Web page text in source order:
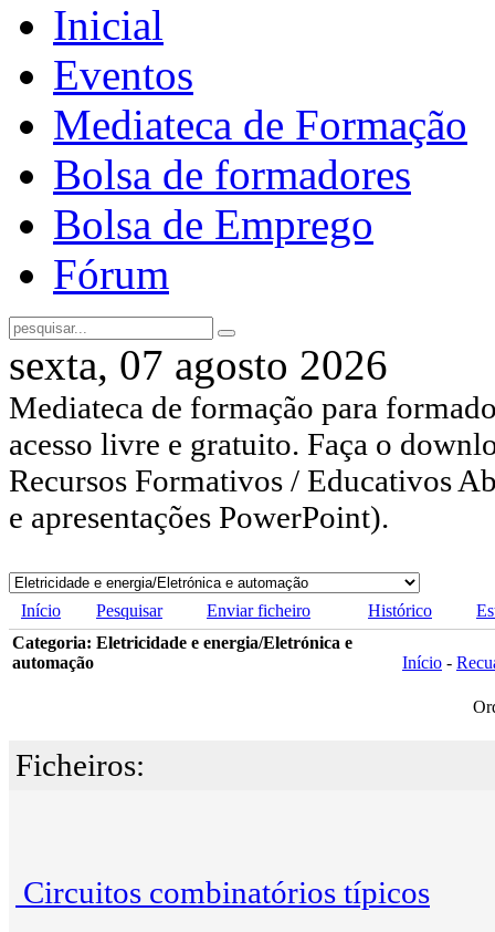
Inicial
Eventos
Mediateca de Formação
Bolsa de formadores
Bolsa de Emprego
Fórum
sexta, 07 agosto 2026
Mediateca de formação para
acesso livre e gratuito. Faça o
Recursos Formativos / Educativos
e apresentações PowerPoint).
Início Pesquisar Enviar ficheiro Histórico
Categoria: Eletricidade e energia/Eletrónica e
automação
Início -
Ficheiros:
Circuitos combinatórios típicos